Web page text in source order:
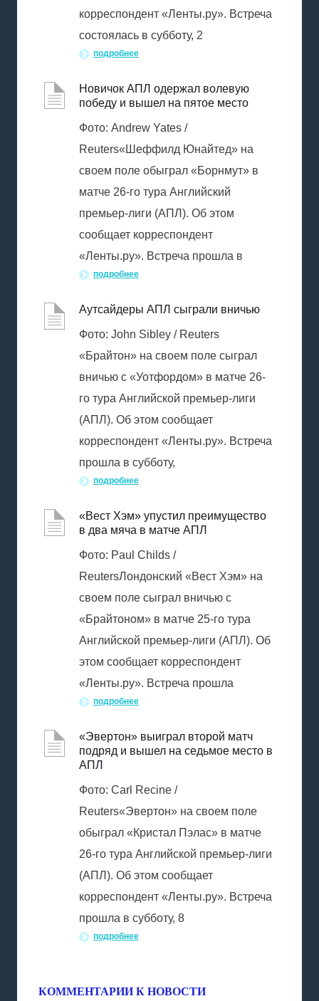
корреспондент «Ленты.ру». Встреча
состоялась в субботу, 2
подробнее
Новичок АПЛ одержал волевую
победу и вышел на пятое место
Фото: Andrew Yates /
Reuters«Шеффилд Юнайтед» на
своем поле обыграл «Борнмут» в
матче 26-го тура Английский
премьер-лиги (АПЛ). Об этом
сообщает корреспондент
«Ленты.ру». Встреча прошла в
подробнее
Аутсайдеры АПЛ сыграли вничью
Фото: John Sibley / Reuters
«Брайтон» на своем поле сыграл
вничью с «Уотфордом» в матче 26-
го тура Английской премьер-лиги
(АПЛ). Об этом сообщает
корреспондент «Ленты.ру». Встреча
прошла в субботу,
подробнее
«Вест Хэм» упустил преимущество
в два мяча в матче АПЛ
Фото: Paul Childs /
ReutersЛондонский «Вест Хэм» на
своем поле сыграл вничью с
«Брайтоном» в матче 25-го тура
Английской премьер-лиги (АПЛ). Об
этом сообщает корреспондент
«Ленты.ру». Встреча прошла
подробнее
«Эвертон» выиграл второй матч
подряд и вышел на седьмое место в
АПЛ
Фото: Carl Recine /
Reuters«Эвертон» на своем поле
обыграл «Кристал Пэлас» в матче
26-го тура Английской премьер-лиги
(АПЛ). Об этом сообщает
корреспондент «Ленты.ру». Встреча
прошла в субботу, 8
подробнее
КОММЕНТАРИИ К НОВОСТИ